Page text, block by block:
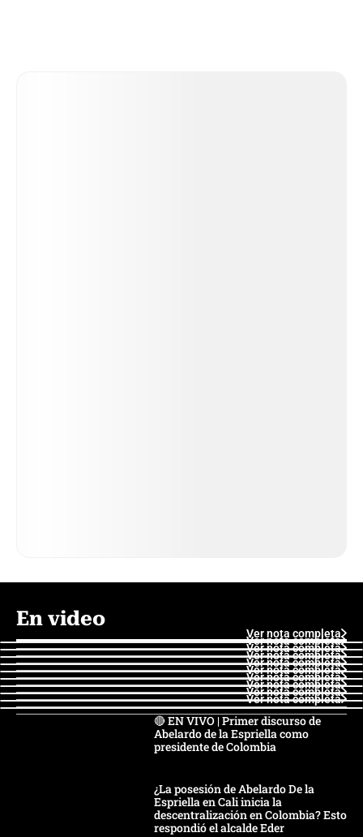
En video
Ver nota completa
Ver nota completa
Ver nota completa
Ver nota completa
Ver nota completa
Ver nota completa
Ver nota completa
Ver nota completa
Ver nota completa
Ver nota completa
🔴 EN VIVO | Primer discurso de
Abelardo de la Espriella como
presidente de Colombia
¿La posesión de Abelardo De la
Espriella en Cali inicia la
descentralización en Colombia? Esto
respondió el alcalde Eder